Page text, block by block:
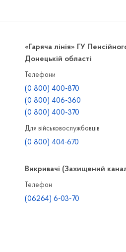
«Гаряча лінія» ГУ
Донецькій області
Телефони
(0 800) 400-870
(0 800) 406-360
(0 800) 400-370
Для військовослужбовців
(0 800) 404-670
Викривачі (Захищений
Телефон
(06264) 6-03-70